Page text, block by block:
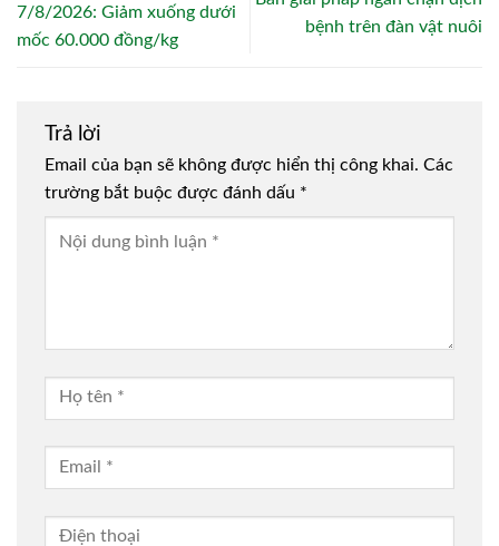
7/8/2026: Giảm xuống dưới
mốc 60.000 đồng/kg
bệnh trên đàn vật nuôi
Trả lời
Email của bạn sẽ không được hiển thị công khai. Các
trường bắt buộc được đánh dấu *